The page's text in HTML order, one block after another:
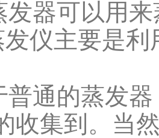
发器可以用
仪主要是
普通的蒸发
收集到。当